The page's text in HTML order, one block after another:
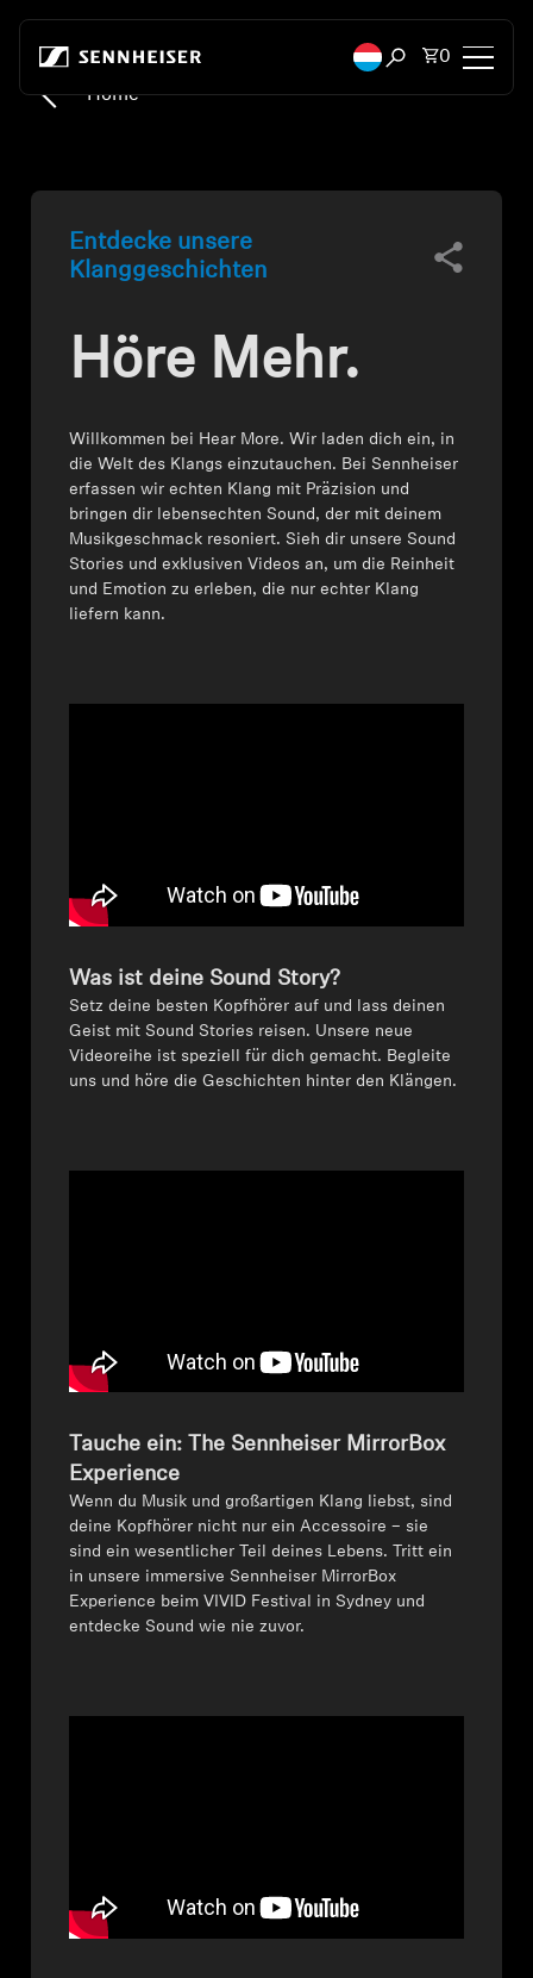
Suchfenster
Artikel im
0
Style
Bluetooth Dongles
Empfohlene Kopfhörer
Kopfhörer-Ersatzteile & Zubehör
Original-Hörteile & Zubehör
Soundbars
AMBEO Soundbars und Subs
Über uns
Soundspace
Support
Home
Entdecke unsere
Klanggeschichten
Höre Mehr.
Willkommen bei Hear More. Wir laden dich ein, in
die Welt des Klangs einzutauchen. Bei Sennheiser
erfassen wir echten Klang mit Präzision und
bringen dir lebensechten Sound, der mit deinem
Musikgeschmack resoniert. Sieh dir unsere Sound
Stories und exklusiven Videos an, um die Reinheit
und Emotion zu erleben, die nur echter Klang
liefern kann.
Was ist deine Sound Story?
Setz deine besten Kopfhörer auf und lass deinen
Geist mit Sound Stories reisen. Unsere neue
Videoreihe ist speziell für dich gemacht. Begleite
uns und höre die Geschichten hinter den Klängen.
Tauche ein: The Sennheiser MirrorBox
Experience
⁠⁠Wenn du Musik und großartigen Klang liebst, sind
deine Kopfhörer nicht nur ein Accessoire – sie
sind ein wesentlicher Teil deines Lebens. Tritt ein
in unsere immersive Sennheiser MirrorBox
Experience beim VIVID Festival in Sydney und
entdecke Sound wie nie zuvor.